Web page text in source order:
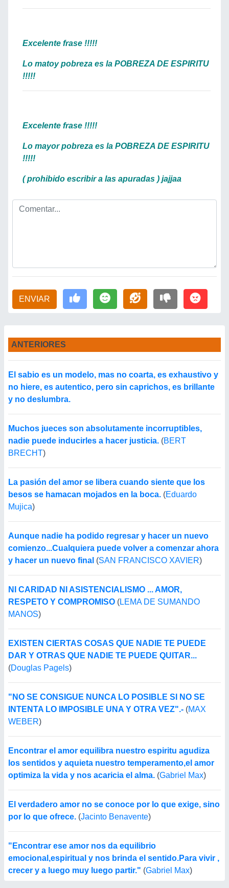
Excelente frase !!!!!
Lo matoy pobreza es la POBREZA DE ESPIRITU
!!!!!
Excelente frase !!!!!
Lo mayor pobreza es la POBREZA DE ESPIRITU
!!!!!
( prohibido escribir a las apuradas ) jajjaa
ENVIAR
ANTERIORES
El sabio es un modelo, mas no coarta, es exhaustivo y
no hiere, es autentico, pero sin caprichos, es brillante
y no deslumbra.
Muchos jueces son absolutamente incorruptibles,
nadie puede inducirles a hacer justicia. (BERT
BRECHT)
La pasión del amor se libera cuando siente que los
besos se hamacan mojados en la boca. (Eduardo
Mujica)
Aunque nadie ha podido regresar y hacer un nuevo
comienzo...Cualquiera puede volver a comenzar ahora
y hacer un nuevo final (SAN FRANCISCO XAVIER)
NI CARIDAD NI ASISTENCIALISMO ... AMOR,
RESPETO Y COMPROMISO (LEMA DE SUMANDO
MANOS)
EXISTEN CIERTAS COSAS QUE NADIE TE PUEDE
DAR Y OTRAS QUE NADIE TE PUEDE QUITAR...
(Douglas Pagels)
"NO SE CONSIGUE NUNCA LO POSIBLE SI NO SE
INTENTA LO IMPOSIBLE UNA Y OTRA VEZ".- (MAX
WEBER)
Encontrar el amor equilibra nuestro espiritu agudiza
los sentidos y aquieta nuestro temperamento,el amor
optimiza la vida y nos acaricia el alma. (Gabriel Max)
El verdadero amor no se conoce por lo que exige, sino
por lo que ofrece. (Jacinto Benavente)
"Encontrar ese amor nos da equilibrio
emocional,espiritual y nos brinda el sentido.Para vivir ,
crecer y a luego muy luego partir." (Gabriel Max)